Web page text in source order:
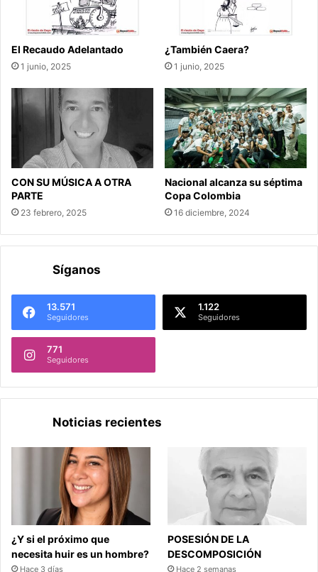
El Recaudo Adelantado
1 junio, 2025
¿También Caera?
1 junio, 2025
CON SU MÚSICA A OTRA
PARTE
23 febrero, 2025
Nacional alcanza su séptima
Copa Colombia
16 diciembre, 2024
Síganos
13.571
Seguidores
1.122
Seguidores
771
Seguidores
Noticias recientes
¿Y si el próximo que
necesita huir es un hombre?
Hace 3 días
POSESIÓN DE LA
DESCOMPOSICIÓN
Hace 2 semanas